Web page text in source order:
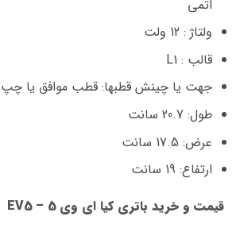
اتمی
ولتاژ : 12 ولت
قالب : L1
جهت یا چینش قطبها: قطب موافق یا چپ
طول: 20.7 سانت
عرض: 17.5 سانت
ارتفاع: 19 سانت
قیمت و خرید باتری کیا ای وی 5 – EV5